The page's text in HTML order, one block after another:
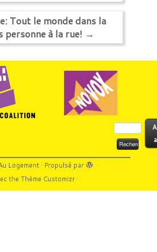
Tout le monde dans la
personne à la rue! →
Rechercher :
Logement· Propulsé par
·
theThème Customizr·